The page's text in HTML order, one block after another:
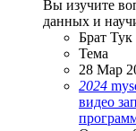
Вы изучите
данных и
Брат Тук
Тема
28 Мар
2024
видео